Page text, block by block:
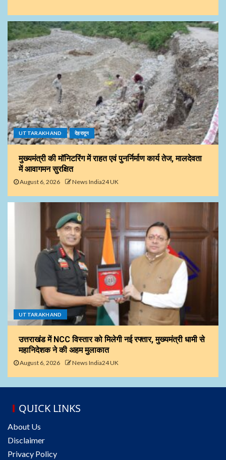
UTTARAKHAND देहरादून
मुख्यमंत्री की मॉनिटरिंग में राहत एवं पुनर्निर्माण कार्य तेज, मालदेवता
में आवागमन सुरक्षित
August 6, 2026 News India24 UK
UTTARAKHAND
उत्तराखंड में NCC विस्तार को मिलेगी नई रफ्तार, मुख्यमंत्री धामी से
महानिदेशक ने की अहम मुलाकात
August 6, 2026 News India24 UK
QUICK LINKS
About Us
Disclaimer
Privacy Policy